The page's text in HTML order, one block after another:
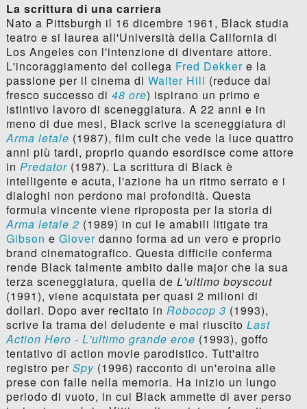
La scrittura di una carriera
Nato a Pittsburgh il 16 dicembre 1961, Black studia
teatro e si laurea all'Università della California di
Los Angeles con l'intenzione di diventare attore.
L'incoraggiamento del collega Fred Dekkere la
passione per il cinema di Walter Hill (reduce dal
fresco successo di 48 ore) ispirano un primo e
istintivo lavoro di sceneggiatura. A 22 anni e in
meno di due mesi, Black scrive la sceneggiatura di
Arma letale (1987), film cult che vede la luce quattro
anni più tardi, proprio quando esordisce come attore
in Predator(1987). La scrittura di Black è
intelligente e acuta, l'azione ha un ritmo serrato e i
dialoghi non perdono mai profondità. Questa
formula vincente viene riproposta per la storia di
Arma letale 2 (1989) in cui le amabili litigate tra
Gibson e Gloverdanno forma ad un vero e proprio
brand cinematografico. Questa difficile conferma
rende Black talmente ambito dalle major che la sua
terza sceneggiatura, quella de L'ultimo boyscout
(1991), viene acquistata per quasi 2 milioni di
dollari. Dopo aver recitato in Robocop 3 (1993),
scrive la trama del deludente e mal riuscito Last
Action Hero - L'ultimo grande eroe (1993), goffo
tentativo di action movie parodistico. Tutt'altro
registro per Spy(1996) racconto di un'eroina alle
prese con falle nella memoria. Ha inizio un lungo
periodo di vuoto, in cui Black ammette di aver perso